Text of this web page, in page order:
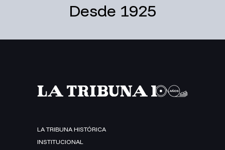
Desde 1925
LA TRIBUNA HISTÓRICA
INSTITUCIONAL